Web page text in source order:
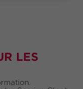
LES